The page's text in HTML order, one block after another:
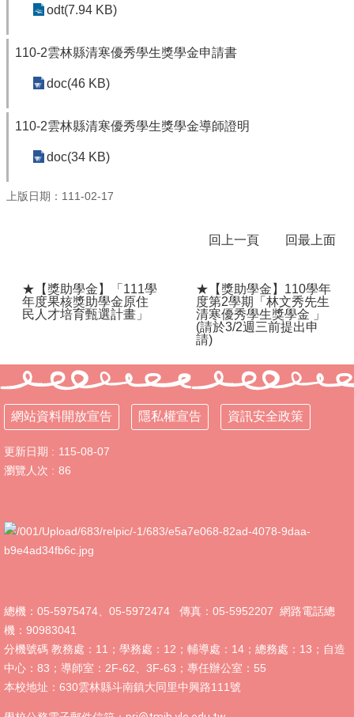
程
115
學
生
辦
法
度
新
入
學
時
程
術
班
招
成
果
展
東
明
odt(7.94 KB)
110-2雲林縣清寒優秀學生獎學金申請書
doc(46 KB)
110-2雲林縣清寒優秀學生獎學金導師證明
doc(34 KB)
上版日期：111-02-17
回上一頁 回最上面
★【獎助學金】「111學
年度果核獎助學金原住
民人才培育甄選計畫」
★【獎助學金】110學年
度第2學期「林文秀先生
清寒優秀學生獎學金 」
(請於3/2週三前提出申
請)
網站資料開放宣告 隱私權宣告 資訊安全政策
更新日期
115-08-07
瀏覽人次
86
總機：05-5975474、05-5972474 傳真：05-5952207 網路電話總
機：90983041
分機號碼 教務處：11；學務處：12；輔導處：14；總務處：13；自造
中心：83；導師室：2F-62、3F-63；專任辦公室：55
本校地址：630雲林縣斗南鎮大同里中興路111號